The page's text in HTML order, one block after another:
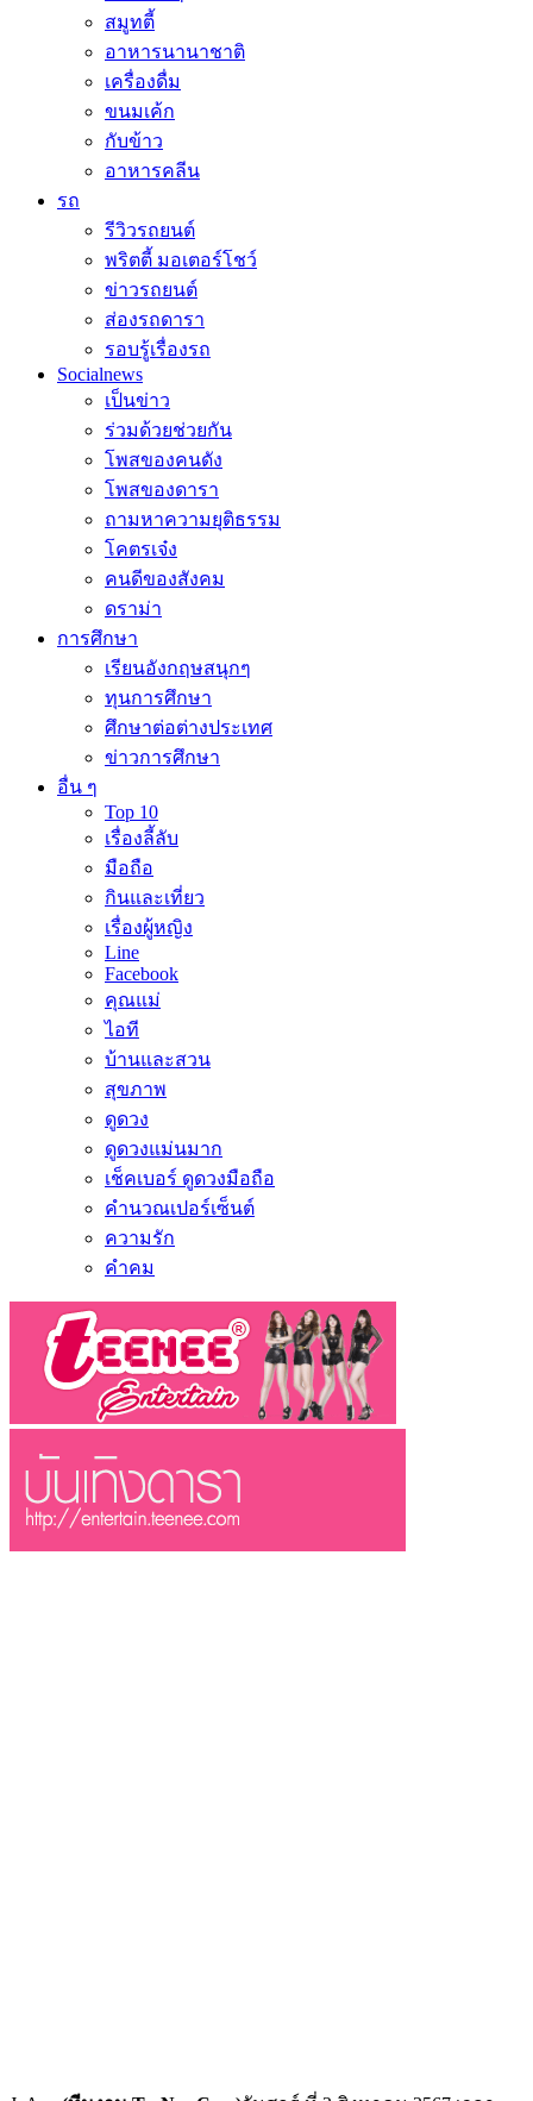
สมูทตี้
อาหารนานาชาติ
เครื่องดื่ม
ขนมเค้ก
กับข้าว
อาหารคลีน
รถ
รีวิวรถยนต์
พริตตี้ มอเตอร์โชว์
ข่าวรถยนต์
ส่องรถดารา
รอบรู้เรื่องรถ
Socialnews
เป็นข่าว
ร่วมด้วยช่วยกัน
โพสของคนดัง
โพสของดารา
ถามหาความยุติธรรม
โคตรเจ๋ง
คนดีของสังคม
ดราม่า
การศึกษา
เรียนอังกฤษสนุกๆ
ทุนการศึกษา
ศึกษาต่อต่างประเทศ
ข่าวการศึกษา
อื่น ๆ
Top 10
เรื่องลี้ลับ
มือถือ
กินและเที่ยว
เรื่องผู้หญิง
Line
Facebook
คุณแม่
ไอที
บ้านและสวน
สุขภาพ
ดูดวง
ดูดวงแม่นมาก
เช็คเบอร์ ดูดวงมือถือ
คำนวณเปอร์เซ็นต์
ความรัก
คำคม